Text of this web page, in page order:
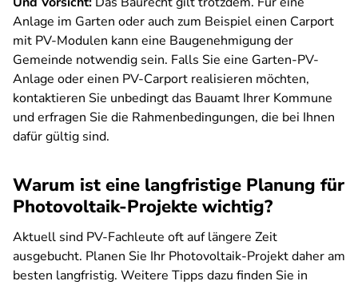
Anlage im Garten oder auch zum Beispiel einen Carport
mit PV-Modulen kann eine Baugenehmigung der
Gemeinde notwendig sein. Falls Sie eine Garten-PV-
Anlage oder einen PV-Carport realisieren möchten,
kontaktieren Sie unbedingt das Bauamt Ihrer Kommune
und erfragen Sie die Rahmenbedingungen, die bei Ihnen
dafür gültig sind.
Warum ist eine langfristige Planung für
Photovoltaik-Projekte wichtig?
Aktuell sind PV-Fachleute oft auf längere Zeit
ausgebucht. Planen Sie Ihr Photovoltaik-Projekt daher am
besten langfristig. Weitere Tipps dazu finden Sie in